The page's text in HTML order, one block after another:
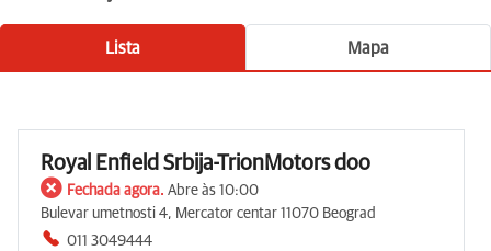
Lista Mapa
Royal Enfield Srbija-TrionMotors doo
Fechada agora. Abre às 10:00
Bulevar umetnosti 4, Mercator centar 11070 Beograd
011 3049444